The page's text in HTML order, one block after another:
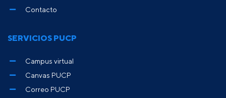
Contacto
SERVICIOS PUCP
Campus virtual
Canvas PUCP
Correo PUCP